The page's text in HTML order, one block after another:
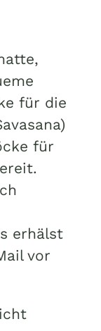
für die
für
erhälst
vor